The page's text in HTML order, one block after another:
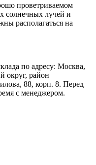
проветриваемом
солнечных лучей и
располагаться на
по адресу: Москва,
округ, район
88, корп. 8. Перед
с менеджером.